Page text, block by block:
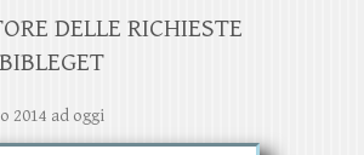
DELLE RICHIESTE
2014 ad oggi